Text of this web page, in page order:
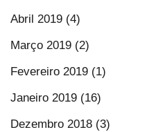
Abril 2019 (4)
Março 2019 (2)
Fevereiro 2019 (1)
Janeiro 2019 (16)
Dezembro 2018 (3)